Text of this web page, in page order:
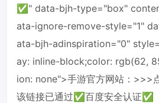
✅" data-bjh-type="box"
ata-ignore-remove-style="1"
ata-bjh-adinspiration="0"
ay: inline-block;color: rgb(62,
ion: none">手游官方网站：
该链接已通过✅百度安全认证✅